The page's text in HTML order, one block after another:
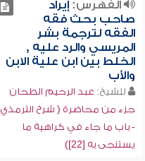
الفهرس:إيراد
صاحب بحث فقه
الفقه لترجمة بشر
المريسي والرد عليه ,
الخلط بين ابن علية الابن
والأب
للشيخ: عبد الرحيم الطحان
جزء من محاضرة ( شرح الترمذي
- باب ما جاء في كراهية ما
يستنجى به [22])